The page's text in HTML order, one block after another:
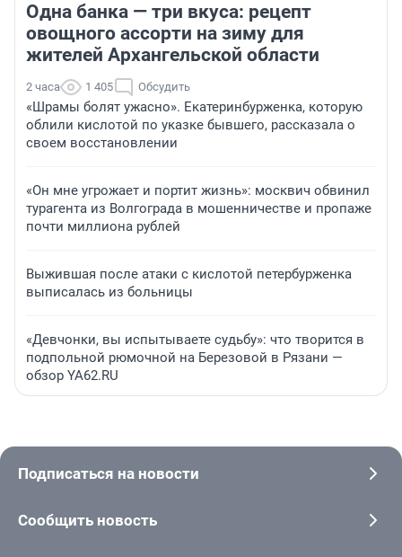
Одна банка — три вкуса: рецепт
овощного ассорти на зиму для
жителей Архангельской области
2 часа 1 405 Обсудить
«Шрамы болят ужасно». Екатеринбурженка, которую
облили кислотой по указке бывшего, рассказала о
своем восстановлении
«Он мне угрожает и портит жизнь»: москвич обвинил
турагента из Волгограда в мошенничестве и пропаже
почти миллиона рублей
Выжившая после атаки с кислотой петербурженка
выписалась из больницы
«Девчонки, вы испытываете судьбу»: что творится в
подпольной рюмочной на Березовой в Рязани —
обзор YA62.RU
Подписаться на новости
Сообщить новость